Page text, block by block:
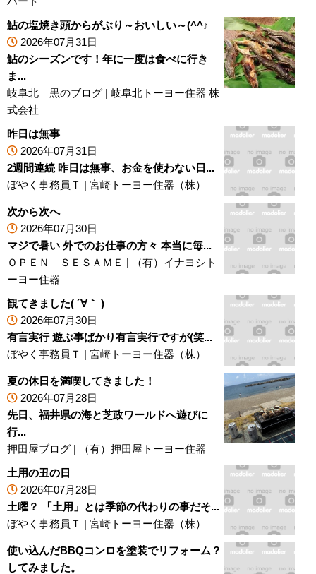
鮎の塩焼き頭からがぶり～おいしい～(^^♪
2026年07月31日
鮎のシーズンです！年に一度は食べに行き
ま...
岐阜北 黒のブログ | 岐阜北トーヨー住器 株
式会社
昨日は無事
2026年07月31日
2週間連続 昨日は無事、お金を使わない日...
ぼやく事務員Ｔ | 宮崎トーヨー住器（株）
次から次へ
2026年07月30日
マジで暑い 外でのお仕事の方々 本当に毎...
ＯＰＥＮ ＳＥＳＡＭＥ |
（有）イナヨシト
ーヨー住器
観てきました( ´∀｀ )
2026年07月30日
有言実行 遊ぶ事ばかり有言実行ですが(笑...
ぼやく事務員Ｔ | 宮崎トーヨー住器（株）
夏の休日を満喫してきました！
2026年07月28日
先日、福井県の海と芝政ワールドへ遊びに
行...
押田屋ブログ |
（有）押田屋トーヨー住器
土用の丑の日
2026年07月28日
土曜？ 「土用」とは季節の代わりの事だそ...
ぼやく事務員Ｔ | 宮崎トーヨー住器（株）
使い込んだBBQコンロを塗装でリフォーム？
してみました。